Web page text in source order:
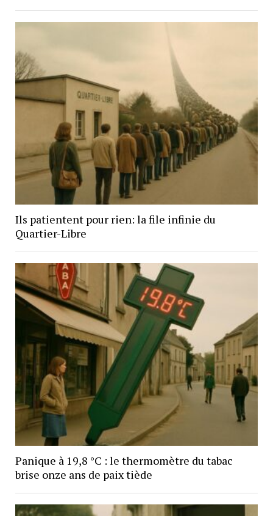
Ils patientent pour rien: la file infinie du
Quartier-Libre
Panique à 19,8 °C : le thermomètre du tabac
brise onze ans de paix tiède